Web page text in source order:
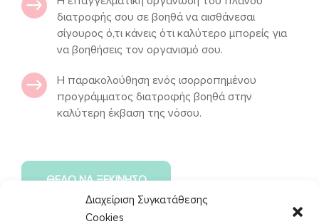
Διαχείριση Συγκατάθεσης
Cookies
διατροφής σου σε βοηθά να αισθάνεσαι
σίγουρος ό,τι κάνεις ότι καλύτερο μπορείς για
να βοηθήσεις τον οργανισμό σου.
Η παρακολούθηση ενός ισορροπημένου
προγράμματος διατροφής βοηθά στην
καλύτερη έκβαση της νόσου.
ΘΕΛΩ ΝΑ ΞΕΚΙΝΗΣΩ